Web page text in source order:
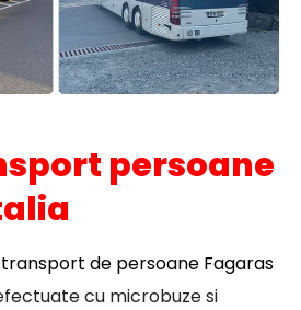
persoane
transport de persoane Fagaras
cu microbuze si